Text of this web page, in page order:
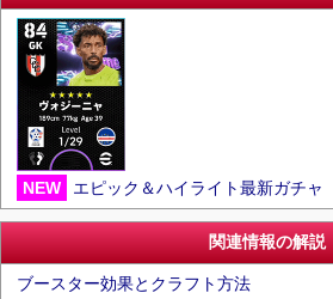
NEW エピック＆ハイライト最新ガチャ
関連情報の解説
ブースター効果とクラフト方法